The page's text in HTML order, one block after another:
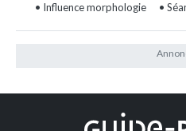
• Influence morphologie
•